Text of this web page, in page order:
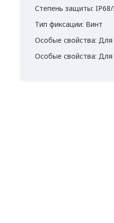
Степень защиты:
Тип фиксации: Винт
Особые свойства: Для
Особые свойства: Для